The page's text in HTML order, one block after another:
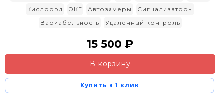
Кислород
ЭКГ Автозамеры
Сигнализаторы
Вариабельность
Удалённый контроль
15 500 ₽
В корзину
Купить в 1 клик